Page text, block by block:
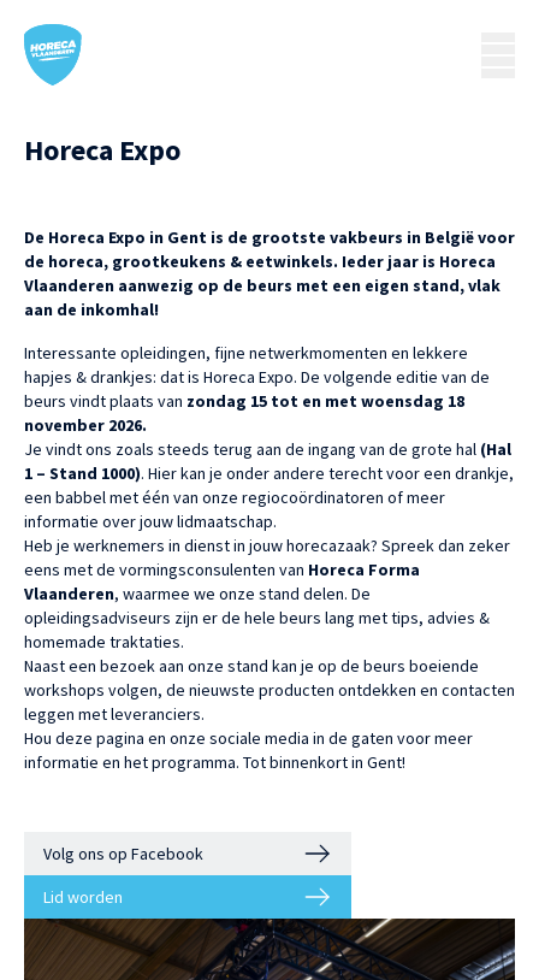
Horeca Expo
De Horeca Expo in Gent is de grootste vakbeurs in België voor
de horeca, grootkeukens & eetwinkels. Ieder jaar is Horeca
Vlaanderen aanwezig op de beurs met een eigen stand, vlak
aan de inkomhal!
Interessante opleidingen, fijne netwerkmomenten en lekkere
hapjes & drankjes: dat is Horeca Expo. De volgende editie van de
beurs vindt plaats van zondag 15 tot en met woensdag 18
november 2026.
Je vindt ons zoals steeds terug aan de ingang van de grote hal (Hal
1 – Stand 1000). Hier kan je onder andere terecht voor een drankje,
een babbel met één van onze regiocoördinatoren of meer
informatie over jouw lidmaatschap.
Heb je werknemers in dienst in jouw horecazaak? Spreek dan zeker
eens met de vormingsconsulenten van Horeca Forma
Vlaanderen, waarmee we onze stand delen. De
opleidingsadviseurs zijn er de hele beurs lang met tips, advies &
homemade traktaties.
Naast een bezoek aan onze stand kan je op de beurs boeiende
workshops volgen, de nieuwste producten ontdekken en contacten
leggen met leveranciers.
Hou deze pagina en onze sociale media in de gaten voor meer
informatie en het programma. Tot binnenkort in Gent!
Volg ons op Facebook
Lid worden